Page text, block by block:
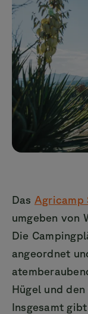
Das Agricamp
umgeben von
Die
angeordnet
Hügel und
Insgesamt